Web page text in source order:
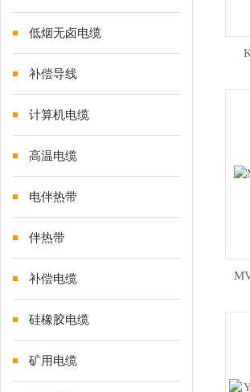
低烟无卤电缆
补偿导线
计算机电缆
高温电缆
电伴热带
伴热带
补偿电缆
硅橡胶电缆
矿用电缆